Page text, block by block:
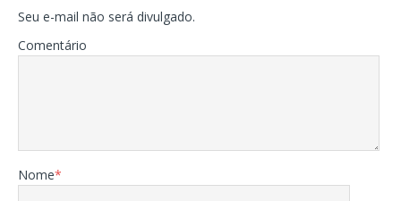
Seu e-mail não será divulgado.
Comentário
Nome*